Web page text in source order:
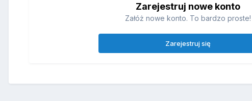
Zarejestruj nowe konto
Załóż nowe konto. To bardzo proste!
Zarejestruj się